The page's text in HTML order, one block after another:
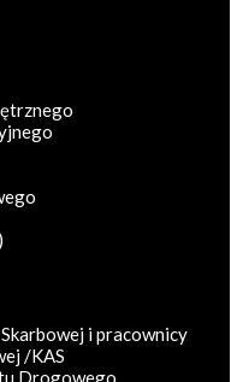
i pracownicy
/KAS
Drogowego